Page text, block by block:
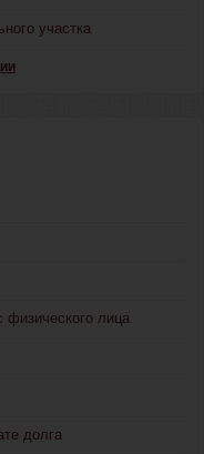
участка
физического лица
долга